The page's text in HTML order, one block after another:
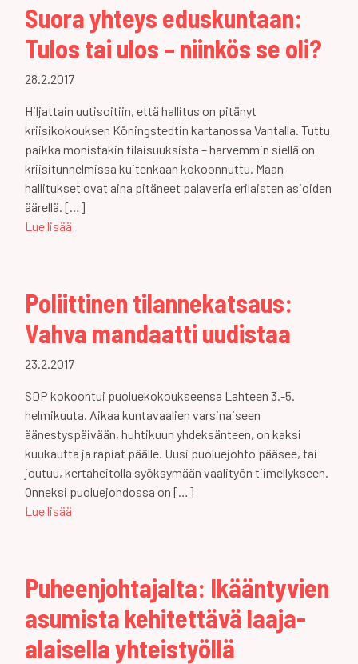
Suora yhteys eduskuntaan:
Tulos tai ulos – niinkös se oli?
28.2.2017
Hiljattain uutisoitiin, että hallitus on pitänyt
kriisikokouksen Köningstedtin kartanossa Vantalla. Tuttu
paikka monistakin tilaisuuksista – harvemmin siellä on
kriisitunnelmissa kuitenkaan kokoonnuttu. Maan
hallitukset ovat aina pitäneet palaveria erilaisten asioiden
äärellä. […]
Lue lisää
Poliittinen tilannekatsaus:
Vahva mandaatti uudistaa
23.2.2017
SDP kokoontui puoluekokoukseensa Lahteen 3.-5.
helmikuuta. Aikaa kuntavaalien varsinaiseen
äänestyspäivään, huhtikuun yhdeksänteen, on kaksi
kuukautta ja rapiat päälle. Uusi puoluejohto pääsee, tai
joutuu, kertaheitolla syöksymään vaalityön tiimellykseen.
Onneksi puoluejohdossa on […]
Lue lisää
Puheenjohtajalta: Ikääntyvien
asumista kehitettävä laaja-
alaisella yhteistyöllä